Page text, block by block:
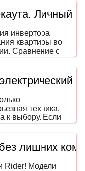
Личный
инвертора
квартиры во
Сравнение с
На что
техника,
к выбору. Если
для
вашего
о развлечении
развивающем
лишних
Rider! Модели